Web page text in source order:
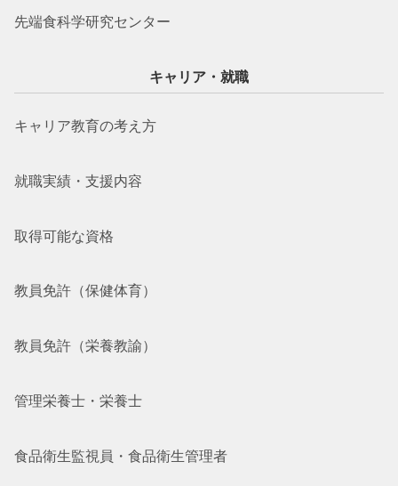
先端食科学研究センター
キャリア・就職
キャリア教育の考え方
就職実績・支援内容
取得可能な資格
教員免許（保健体育）
教員免許（栄養教諭）
管理栄養士・栄養士
食品衛生監視員・食品衛生管理者